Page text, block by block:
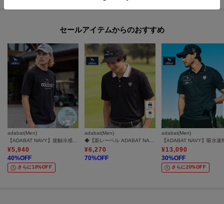
セールアイテムからのおすすめ
adabat(Men)
【ADABAT NAVY】接触冷感/抗菌防臭/消臭 アイスクリアコットン半袖ロゴT
¥5,940
40%OFF
さらに10%OFF
adabat(Men)
◆【新レーベル ADABAT NAVY】UVカット/吸水速乾 クレリックドライポロシャツ
¥6,270
70%OFF
adabat(Men)
¥13,090
30%OFF
さらに20%OFF